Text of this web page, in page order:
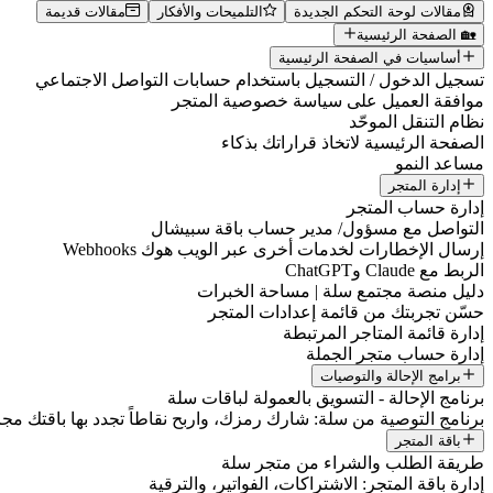
مقالات لوحة التحكم الجديدة التلميحات والأفكار
مقالات قديمة
🏡 الصفحة الرئيسية
أساسيات في الصفحة الرئيسية
تسجيل الدخول / التسجيل باستخدام حسابات التواصل الاجتماعي
موافقة العميل على سياسة خصوصية المتجر
نظام التنقل الموحّد
الصفحة الرئيسية لاتخاذ قراراتك بذكاء
مساعد النمو
إدارة المتجر
إدارة حساب المتجر
التواصل مع مسؤول/ مدير حساب باقة سبيشال
إرسال الإخطارات لخدمات أخرى عبر الويب هوك Webhooks
الربط مع Claude وChatGPT
دليل منصة مجتمع سلة | مساحة الخبرات
حسّن تجربتك من قائمة إعدادات المتجر
إدارة قائمة المتاجر المرتبطة
إدارة حساب متجر الجملة
برامج الإحالة والتوصيات
برنامج الإحالة - التسويق بالعمولة لباقات سلة
برنامج التوصية من سلة: شارك رمزك، واربح نقاطاً تجدد بها باقتك
باقة المتجر
طريقة الطلب والشراء من متجر سلة
إدارة باقة المتجر: الاشتراكات، الفواتير، والترقية